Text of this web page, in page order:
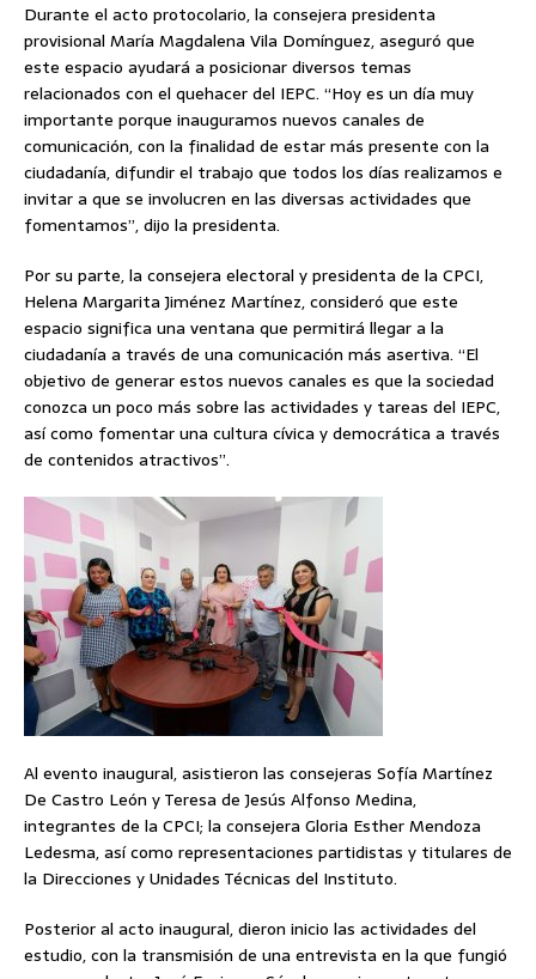
Durante el acto protocolario, la consejera presidenta
provisional María Magdalena Vila Domínguez, aseguró que
este espacio ayudará a posicionar diversos temas
relacionados con el quehacer del IEPC. “Hoy es un día muy
importante porque inauguramos nuevos canales de
comunicación, con la finalidad de estar más presente con la
ciudadanía, difundir el trabajo que todos los días realizamos e
invitar a que se involucren en las diversas actividades que
fomentamos”, dijo la presidenta.
Por su parte, la consejera electoral y presidenta de la CPCI,
Helena Margarita Jiménez Martínez, consideró que este
espacio significa una ventana que permitirá llegar a la
ciudadanía a través de una comunicación más asertiva. “El
objetivo de generar estos nuevos canales es que la sociedad
conozca un poco más sobre las actividades y tareas del IEPC,
así como fomentar una cultura cívica y democrática a través
de contenidos atractivos”.
Al evento inaugural, asistieron las consejeras Sofía Martínez
De Castro León y Teresa de Jesús Alfonso Medina,
integrantes de la CPCI; la consejera Gloria Esther Mendoza
Ledesma, así como representaciones partidistas y titulares de
la Direcciones y Unidades Técnicas del Instituto.
Posterior al acto inaugural, dieron inicio las actividades del
estudio, con la transmisión de una entrevista en la que fungió